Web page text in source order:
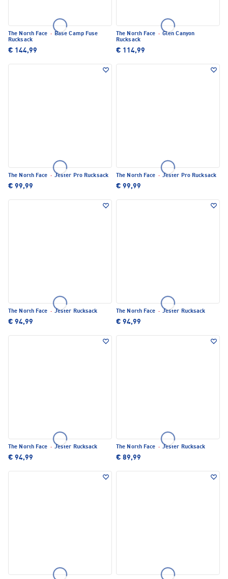
The North Face · Base Camp Fuse
Rucksack
€ 144,99
The North Face · Glen Canyon
Rucksack
€ 114,99
The North Face · Jester Pro Rucksack
€ 99,99
The North Face · Jester Pro Rucksack
€ 99,99
The North Face · Jester Rucksack
€ 94,99
The North Face · Jester Rucksack
€ 94,99
The North Face · Jester Rucksack
€ 94,99
The North Face · Jester Rucksack
€ 89,99